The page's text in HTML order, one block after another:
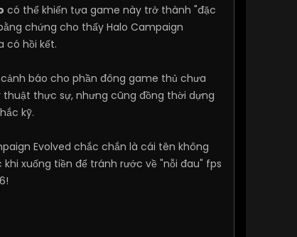
có thể khiến tựa game này trở thành "đặc
chứng cho thấy Halo Campaign
có hồi kết.
báo cho phần đông game thủ chưa
thực sự, nhưng cũng đồng thời dựng
kỹ.
Evolved chắc chắn là cái tên không
xuống tiền để tránh rước về "nỗi đau" fps